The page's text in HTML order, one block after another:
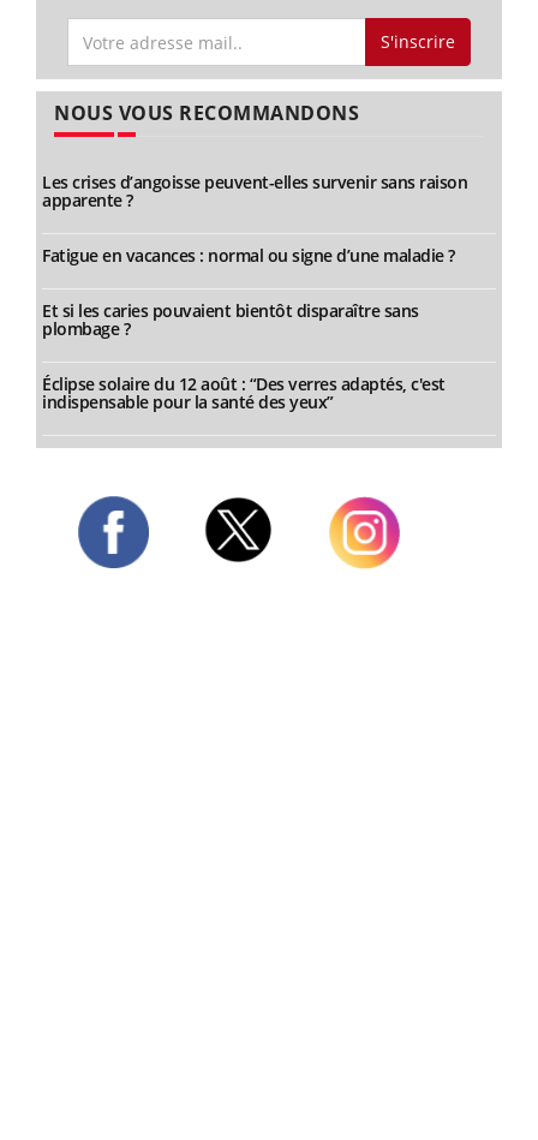
S'inscrire
NOUS VOUS RECOMMANDONS
Les crises d’angoisse peuvent-elles survenir sans raison
apparente ?
Fatigue en vacances : normal ou signe d’une maladie ?
Et si les caries pouvaient bientôt disparaître sans
plombage ?
Éclipse solaire du 12 août : “Des verres adaptés, c'est
indispensable pour la santé des yeux”